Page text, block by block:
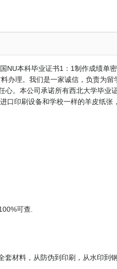
NU本科毕业证书1：1制作成绩单
理。我们是一家诚信，负责为留
。本公司承诺所有西北大学毕业
印刷设备和学校一样的羊皮纸张
可查.
材料，从防伪到印刷，从水印到